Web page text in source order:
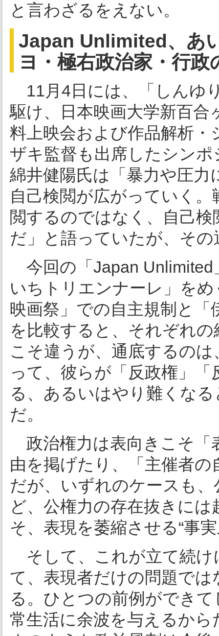
と言わざるをえない。
Japan Unlimited、あ
ヨ・極右政治家・行政
11月4日には、「しんゆ
駆け、日本映画大学新百
料上映会および作品解析
ザキ監督も出席したシン
綿井健陽氏は「暴力や圧
自己検閲が広がっていく
閲するのではなく、自己
だ」と語っていたが、そ
今回の「Japan Unlimited
いちトリエンナーレ」を
映画祭」での自主規制と「
を比較すると、それぞれ
こそ違うが、通底するの
って、彼らが「反政権」「
る、あるいはやり難くな
だ。
政治権力は表向きこそ「
由を掲げたり、「主催者
だが、いずれのケースも
ど、公権力の存在抜きに
そ、表現を萎縮させる“事
そして、これが立て続け
て、表現者だけの問題で
る。ひとつの前例ができ
常生活に余波を与えるか